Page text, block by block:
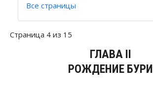
Все страницы
Страница 4 из 15
ГЛАВА II
РОЖДЕНИЕ БУРИ